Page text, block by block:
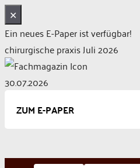
✕
Ein neues E-Paper ist verfügbar!
chirurgische praxis Juli 2026
30.07.2026
ZUM E-PAPER